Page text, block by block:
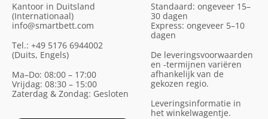
Kantoor in Duitsland
(Internationaal)
info@smartbett.com
Tel.: +49 5176 6944002
(Duits, Engels)
Ma–Do: 08:00 – 17:00
Vrijdag: 08:30 – 15:00
Zaterdag & Zondag: Gesloten
Standaard: ongeveer 15–
30 dagen
Express: ongeveer 5–10
dagen
De leveringsvoorwaarden
en -termijnen variëren
afhankelijk van de
gekozen regio.
Leveringsinformatie in
het winkelwagentje.